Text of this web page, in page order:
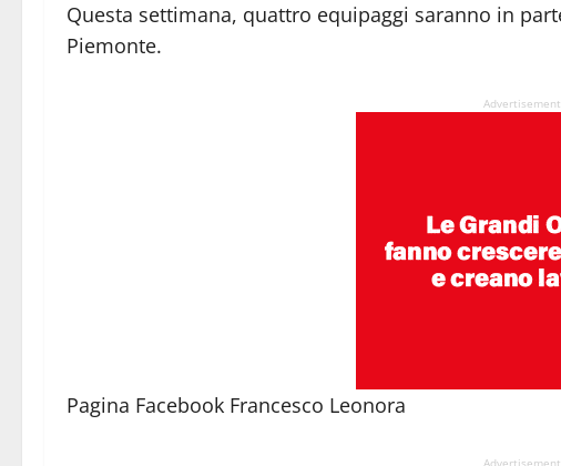
Questa settimana, quattro equipaggi saranno in
Piemonte.
Advertisement
Pagina Facebook Francesco Leonora